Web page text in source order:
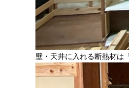
壁・天井に入れる断熱材は